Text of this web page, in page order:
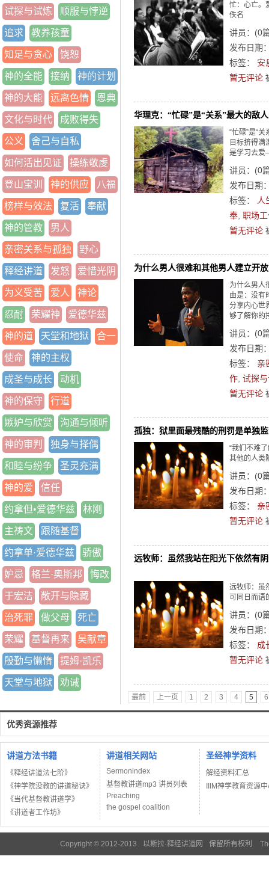
试探与试炼 顺服与悖逆
追求 教养孩童
知足与贪心 饶恕
神的全能 接纳 神的计划
神的大能 远离色情 恩典
文化与时代 成败得失
公义 舍己与自私
如何活出见证 操练敬虔
登山宝训 神的供应 八福
榜样与效法 复活 奉献
神的管教 男人
亲密关系与孤独 野心
释经讲道 发怒 爱惜光阴
为义受苦 爱人 神论
忍耐 荣耀神 爱德华兹
神的道 天堂和地狱 合一
使命 神的主权
成圣与成长 动机
神的保守 行道
嫉妒与欣赏 沟通与倾听
神的审判 独身与择偶
和睦与纷争 圣灵充满
神的爱 信任
约拿但•爱德华兹 林刚
主祷文 跟随基督
约拿单·爱德华兹 骄傲
妒忌 格兰·奥斯邦 悔改
于宏洁 敞开与隐藏
治死罪 做父母 死亡
荣耀 基督再来 吴献章
殷勤与懒惰 提姆·凯乐
天堂与地狱 劝诫
忙：心亡。
佚名
讲员： (0
发布日期
标签： 安
暂无评论
华理克：“忙碌”是“关系”最大的敌人
“忙碌”是“
目标挤得满
是学习去爱
讲员： (0
发布日期
标签：
人
奉 职场
暂无评论
为什么男人很难和其他男人建立开
为什么男人
由是：没有
分享内心世
够了解你的
讲员： (0
发布日期
标签： 亲
作 试探
暂无评论
孤独：狱里面最残酷的刑罚是单独
“我们不难
其他的人类
讲员： (0
发布日期
标签： 亲
暂无评论
远牧师：虽然我站在阳光下依然有
远牧师：虽
可同日而语
讲员： (0
发布日期
标签： 成
暂无评论
最前 上一页 1 2 3 4 5 6
优秀资源推荐
讲道方法书籍
《释经讲道法七阶》
《神学院没教的讲道秘诀》
《当代基督教讲道学》
《讲道者工作坊》
讲道相关网站
Sermonindex
基督教讲道mp3 讲员列表
Preaching
the gospel coalition
圣经神学资料
解经资料汇总
IIIM神学教育资源
Copyright © 2012-2013 以斯拉·释经讲道网 保留所有权利.